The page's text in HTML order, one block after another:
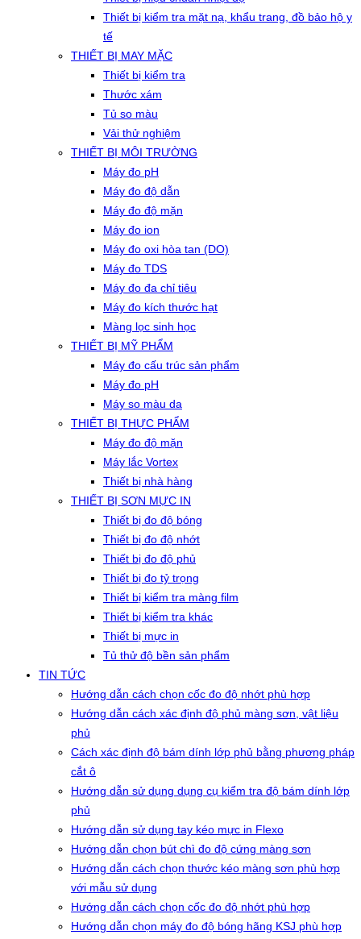
Thiết bị kiểm tra mặt nạ, khẩu trang, đồ bảo hộ y
tế
THIẾT BỊ MAY MẶC
Thiết bị kiểm tra
Thước xám
Tủ so màu
Vải thử nghiệm
THIẾT BỊ MÔI TRƯỜNG
Máy đo pH
Máy đo độ dẫn
Máy đo độ mặn
Máy đo ion
Máy đo oxi hòa tan (DO)
Máy đo TDS
Máy đo đa chỉ tiêu
Máy đo kích thước hạt
Màng lọc sinh học
THIẾT BỊ MỸ PHẨM
Máy đo cấu trúc sản phẩm
Máy đo pH
Máy so màu da
THIẾT BỊ THỰC PHẨM
Máy đo độ mặn
Máy lắc Vortex
Thiết bị nhà hàng
THIẾT BỊ SƠN MỰC IN
Thiết bị đo độ bóng
Thiết bị đo độ nhớt
Thiết bị đo độ phủ
Thiết bị đo tỷ trọng
Thiết bị kiểm tra màng film
Thiết bị kiểm tra khác
Thiết bị mực in
Tủ thử độ bền sản phẩm
TIN TỨC
Hướng dẫn cách chọn cốc đo độ nhớt phù hợp
Hướng dẫn cách xác định độ phủ màng sơn, vật liệu
phủ
Cách xác định độ bám dính lớp phủ bằng phương pháp
cắt ô
Hướng dẫn sử dụng dụng cụ kiểm tra độ bám dính lớp
phủ
Hướng dẫn sử dụng tay kéo mực in Flexo
Hướng dẫn chọn bút chì đo độ cứng màng sơn
Hướng dẫn cách chọn thước kéo màng sơn phù hợp
với mẫu sử dụng
Hướng dẫn cách chọn cốc đo độ nhớt phù hợp
Hướng dẫn chọn máy đo độ bóng hãng KSJ phù hợp